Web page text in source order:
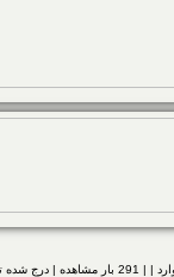
شده توسط